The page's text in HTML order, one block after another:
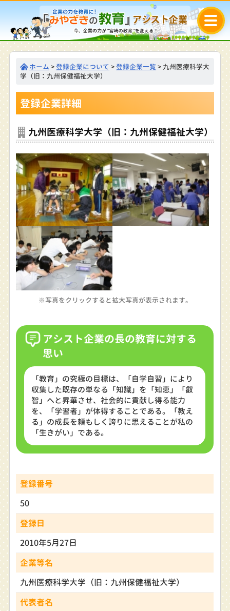
ホーム >登録企業について >登録企業一覧> 九州医療科学大
学（旧：九州保健福祉大学）
登録企業詳細
九州医療科学大学（旧：九州保健福祉大学）
※写真をクリックすると拡大写真が表示されます。
アシスト企業の長の教育に対する
思い
「教育」の究極の目標は、「自学自習」により
収集した既存の単なる「知識」を「知恵」「叡
智」へと昇華させ、社会的に貢献し得る能力
を、「学習者」が体得することである。「教え
る」の成長を頼もしく誇りに思えることが私の
「生きがい」である。
登録番号
50
登録日
2010年5月27日
企業等名
九州医療科学大学（旧：九州保健福祉大学）
代表者名